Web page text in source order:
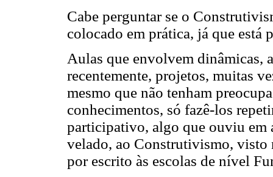
Cabe perguntar se o
colocado em prática, já que está
Aulas que envolvem dinâmicas,
recentemente, projetos, muitas
mesmo que não tenham
conhecimentos, só fazê-los
participativo, algo que ouviu em
velado, ao Construtivismo, visto
por escrito às escolas de nível